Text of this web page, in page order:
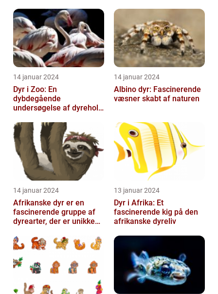
14 januar 2024
Dyr i Zoo: En
dybdegående
undersøgelse af dyrehold
14 januar 2024
Albino dyr: Fascinerende
væsner skabt af naturen
14 januar 2024
Afrikanske dyr er en
fascinerende gruppe af
dyrearter, der er unikke
kontinent
13 januar 2024
Dyr i Afrika: Et
fascinerende kig på den
afrikanske dyreliv